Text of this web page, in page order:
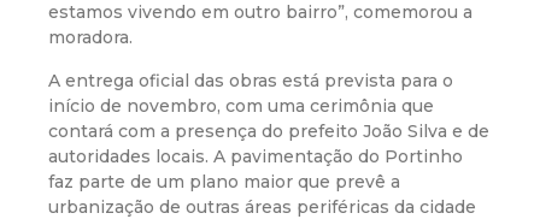
estamos vivendo em outro bairro”, comemorou a
moradora.
A entrega oficial das obras está prevista para o
início de novembro, com uma cerimônia que
contará com a presença do prefeito João Silva e de
autoridades locais. A pavimentação do Portinho
faz parte de um plano maior que prevê a
urbanização de outras áreas periféricas da cidade